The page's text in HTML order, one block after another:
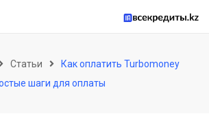
Статьи
Как оплатить Turbomoney
шаги для оплаты